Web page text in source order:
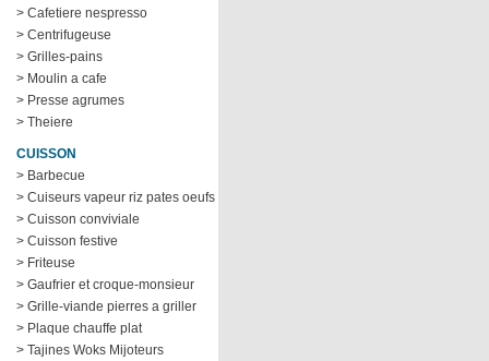
> Cafetiere nespresso
> Centrifugeuse
> Grilles-pains
> Moulin a cafe
> Presse agrumes
> Theiere
CUISSON
> Barbecue
> Cuiseurs vapeur riz pates oeufs
> Cuisson conviviale
> Cuisson festive
> Friteuse
> Gaufrier et croque-monsieur
> Grille-viande pierres a griller
> Plaque chauffe plat
> Tajines Woks Mijoteurs